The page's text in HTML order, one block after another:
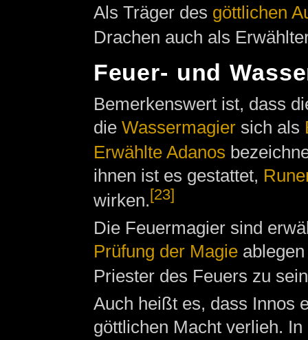
Als Träger des göttlichen
Drachen auch als
Feuer- und
Bemerkenswert ist, dass
die Wassermagiersich als
Erwählte Adanos
ihnen ist es gestattet,
wirken.[23]
Die Feuermagier sind
Prüfung der Magieablegen
Priester des Feuers zu
Auch heißt es, dass Innos
göttlichen Macht verlieh.